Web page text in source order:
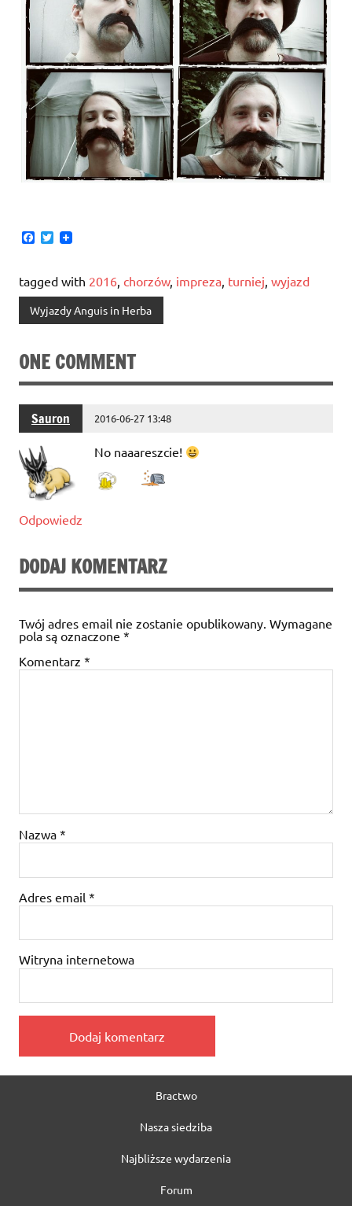
F
b
o
o
k
T
t
t
e
r
tagged with 2016 chorzów, impreza turniej wyjazd
Wyjazdy Anguis in Herba
ONE COMMENT
Sauron 2016-06-27 13:48
No naaareszcie!
Odpowiedz
DODAJ KOMENTARZ
Twój adres email nie zostanie opublikowany. Wymagane
pola są oznaczone *
Komentarz *
Nazwa *
Adres email *
Witryna internetowa
Bractwo
Nasza siedziba
Najbliższe wydarzenia
Forum